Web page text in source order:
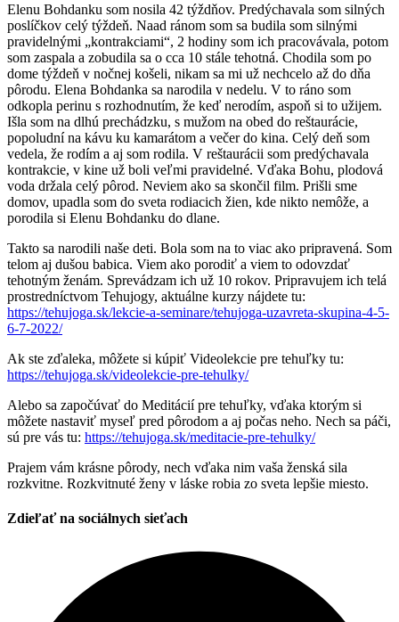
Elenu Bohdanku som nosila 42 týždňov. Predýchavala som silných
poslíčkov celý týždeň. Naad ránom som sa budila som silnými
pravidelnými „kontrakciami“, 2 hodiny som ich pracovávala, potom
som zaspala a zobudila sa o cca 10 stále tehotná. Chodila som po
dome týždeň v nočnej košeli, nikam sa mi už nechcelo až do dňa
pôrodu. Elena Bohdanka sa narodila v nedelu. V to ráno som
odkopla perinu s rozhodnutím, že keď nerodím, aspoň si to užijem.
Išla som na dlhú prechádzku, s mužom na obed do reštaurácie,
popoludní na kávu ku kamarátom a večer do kina. Celý deň som
vedela, že rodím a aj som rodila. V reštaurácii som predýchavala
kontrakcie, v kine už boli veľmi pravidelné. Vďaka Bohu, plodová
voda držala celý pôrod. Neviem ako sa skončil film. Prišli sme
domov, upadla som do sveta rodiacich žien, kde nikto nemôže, a
porodila si Elenu Bohdanku do dlane.
Takto sa narodili naše deti. Bola som na to viac ako pripravená. Som
telom aj dušou babica. Viem ako porodiť a viem to odovzdať
tehotným ženám. Sprevádzam ich už 10 rokov. Pripravujem ich telá
prostredníctvom Tehujogy, aktuálne kurzy nájdete tu:
https://tehujoga.sk/lekcie-a-seminare/tehujoga-uzavreta-skupina-4-5-
6-7-2022/
Ak ste zďaleka, môžete si kúpiť Videolekcie pre tehuľky tu:
https://tehujoga.sk/videolekcie-pre-tehulky/
Alebo sa započúvať do Meditácií pre tehuľky, vďaka ktorým si
môžete nastaviť myseľ pred pôrodom a aj počas neho. Nech sa páči,
sú pre vás tu: https://tehujoga.sk/meditacie-pre-tehulky/
Prajem vám krásne pôrody, nech vďaka nim vaša ženská sila
rozkvitne. Rozkvitnuté ženy v láske robia zo sveta lepšie miesto.
Zdieľať na sociálnych sieťach